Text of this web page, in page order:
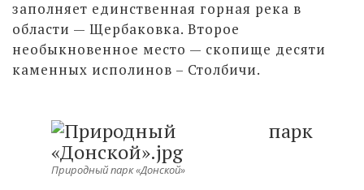
заполняет единственная горная река в
области — Щербаковка. Второе
необыкновенное место — скопище десяти
каменных исполинов – Столбичи.
Природный парк «Донской»